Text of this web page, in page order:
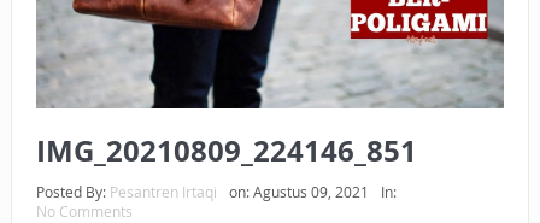
ISTIDLAL BATIL VS ISTIDLAL SYAR’I
BAHASA CINTA KARENA ALLAH
HUKUM MEMBAYAR ZAKAT KEPADA KERABAT SENDIRI
IMG_20210809_224146_851
Posted By: Pesantren Irtaqi on:Agustus 09, 2021
In:
No Comments